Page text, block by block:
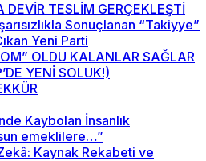
DEVİR TESLİM GERÇEKLEŞTİ
Sonuçlanan “Takiyye”
Yeni Parti
OLDU KALANLAR SAĞLAR
YENİ SOLUK!)
Kaybolan İnsanlık
emeklilere…”
Kaynak Rekabeti ve